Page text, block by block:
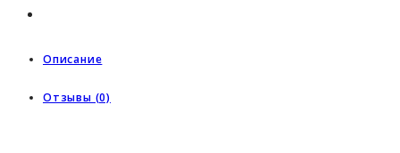
Описание
Отзывы (0)